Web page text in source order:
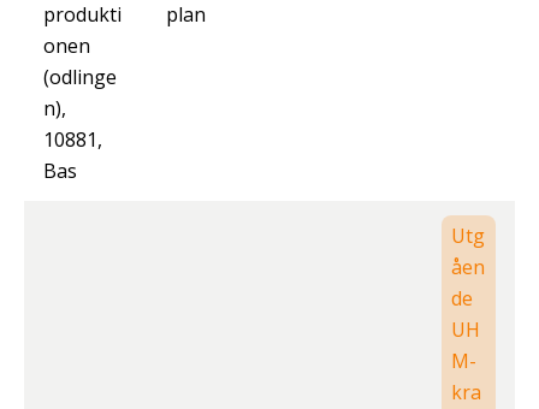
produkti
onen
(odlinge
n),
10881,
Bas
plan
Utg
åen
de
UH
M-
kra